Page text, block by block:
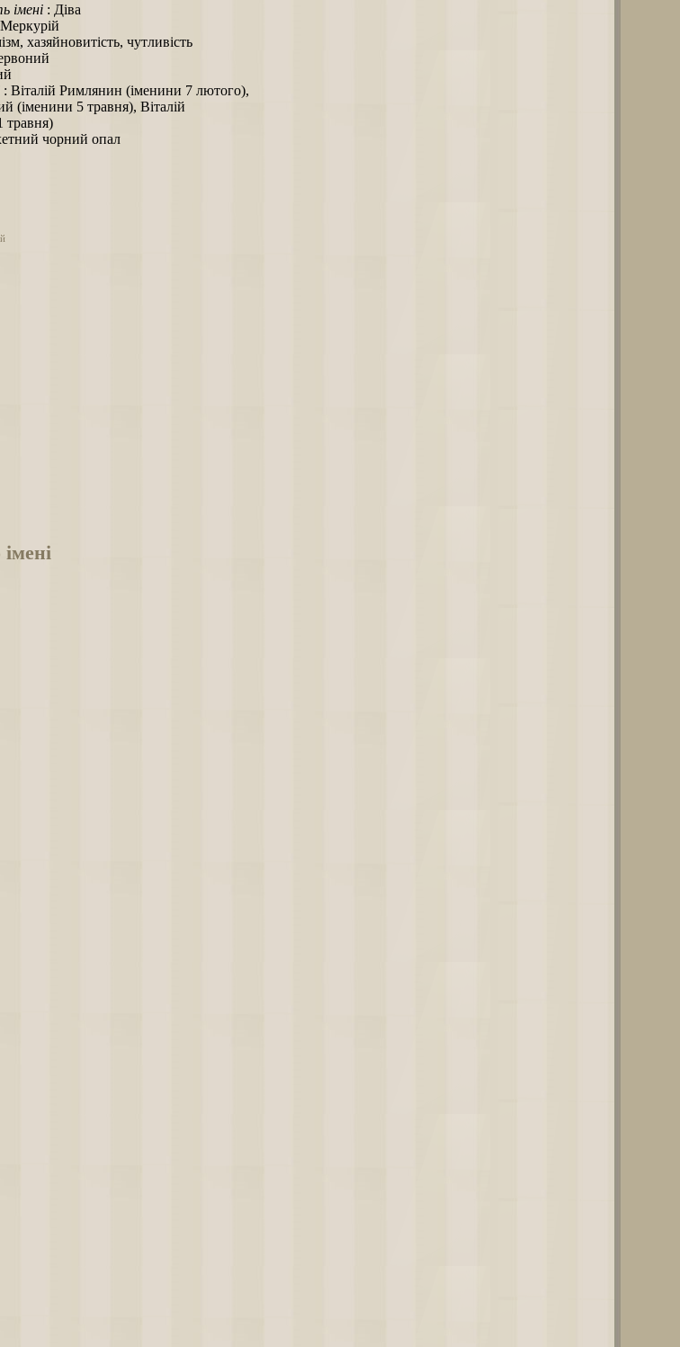
імені : Діва
хазяйновитість, чутливість
: Віталій Римлянин (іменини 7 лютого),
(іменини 5 травня), Віталій
травня)
чорний опал